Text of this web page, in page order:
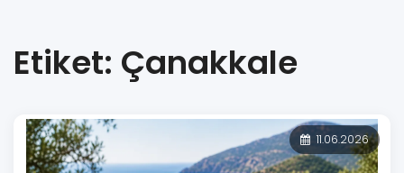
Etiket: Çanakkale
11.06.2026